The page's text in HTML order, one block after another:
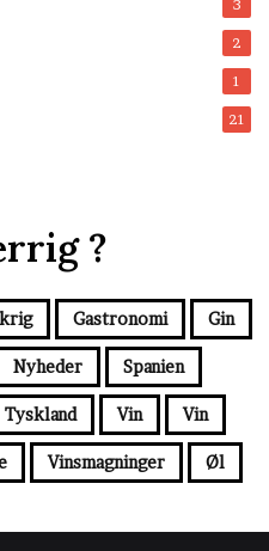
3
2
1
21
?
Gastronomi Gin
Nyheder Spanien
Tyskland Vin Vin
Vinsmagninger Øl